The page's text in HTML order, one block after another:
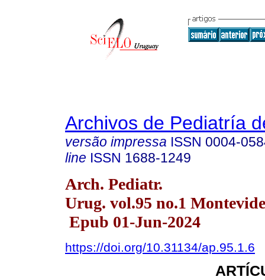
Archivos de Pediatría
versão impressa ISSN 0004-
line ISSN 1688-1249
Arch. Pediatr.
Urug. vol.95 no.1
Epub 01-Jun-2024
https://doi.org/10.31134/ap.95.1.6